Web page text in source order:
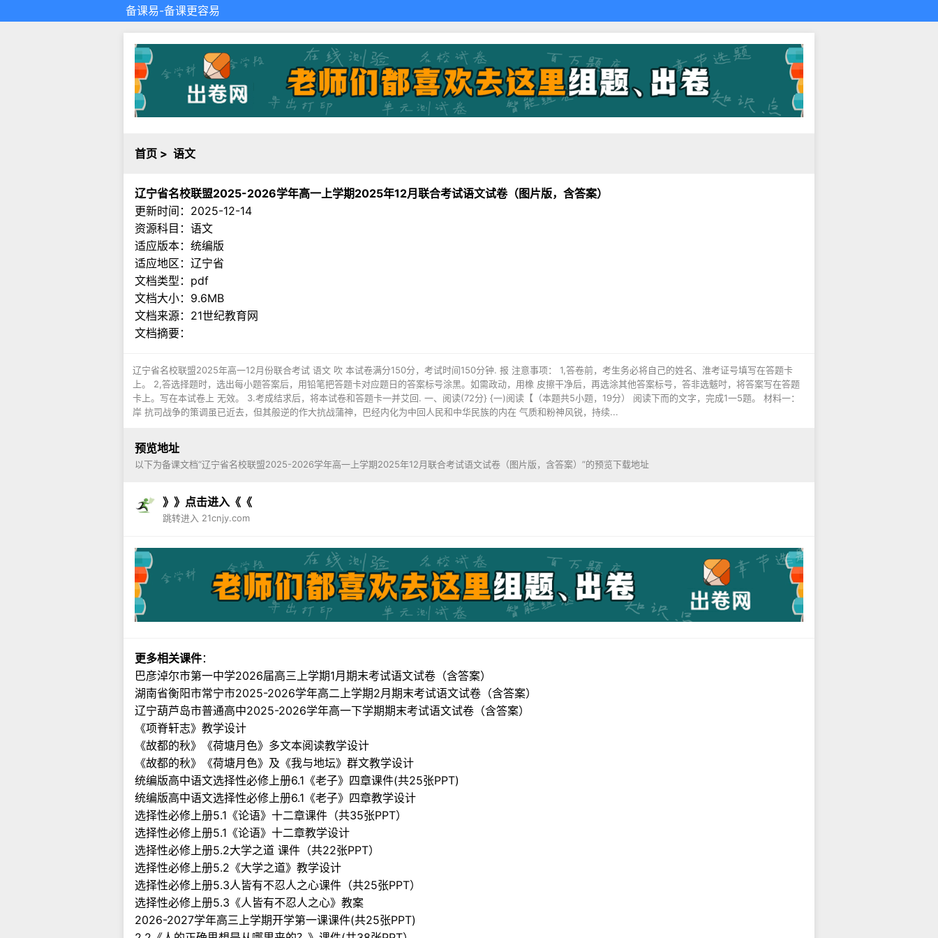
备课易-备课更容易
首页 > 语文
辽宁省名校联盟2025-2026学年高一上学期2025年12月联合考试语文试卷（图片版，含答案）
更新时间：2025-12-14
资源科目：语文
适应版本：统编版
适应地区：辽宁省
文档类型：pdf
文档大小：9.6MB
文档来源： 21世纪教育网
文档摘要：
辽宁省名校联盟2025年高一12月份联合考试 语文 吹 本试卷满分150分，考试时间150分钟. 报 注意事项： 1,答卷前，考生务必将自己的姓名、淮考证号填写在答题卡
上。 2,答选择题时，选出每小题答案后，用铅笔把答题卡对应题日的答案标号涂黑。如需政动，用橡 皮擦干净后，再选涂其他答案标号，答非选魃吋，将答案写在答题
卡上。写在本试卷上 无效。 3.考成结求后，将本试卷和答题卡一并艾回. 一、阅读(72分} {一)阅读【（本题共5小题，19分） 阅读下而的文字，完成1一5题。 材料一：
岸 抗司战争的策调虽已近去，但其般逆的作大抗战蒲神，巴经内化为中回人民和中华民族的内在 气质和粉神风锐，持续...
预览地址
以下为备课文档“辽宁省名校联盟2025-2026学年高一上学期2025年12月联合考试语文试卷（图片版，含答案）”的预览下载地址
》》点击进入《《
跳转进入 21cnjy.com
更多相关课件：
巴彦淖尔市第一中学2026届高三上学期1月期末考试语文试卷（含答案）
湖南省衡阳市常宁市2025-2026学年高二上学期2月期末考试语文试卷（含答案）
辽宁葫芦岛市普通高中2025-2026学年高一下学期期末考试语文试卷（含答案）
《项脊轩志》教学设计
《故都的秋》《荷塘月色》多文本阅读教学设计
《故都的秋》《荷塘月色》及《我与地坛》群文教学设计
统编版高中语文选择性必修上册6.1《老子》四章课件(共25张PPT)
统编版高中语文选择性必修上册6.1《老子》四章教学设计
选择性必修上册5.1《论语》十二章课件（共35张PPT）
选择性必修上册5.1《论语》十二章教学设计
选择性必修上册5.2大学之道 课件（共22张PPT）
选择性必修上册5.2《大学之道》教学设计
选择性必修上册5.3人皆有不忍人之心课件（共25张PPT）
选择性必修上册5.3《人皆有不忍人之心》教案
2026-2027学年高三上学期开学第一课课件(共25张PPT)